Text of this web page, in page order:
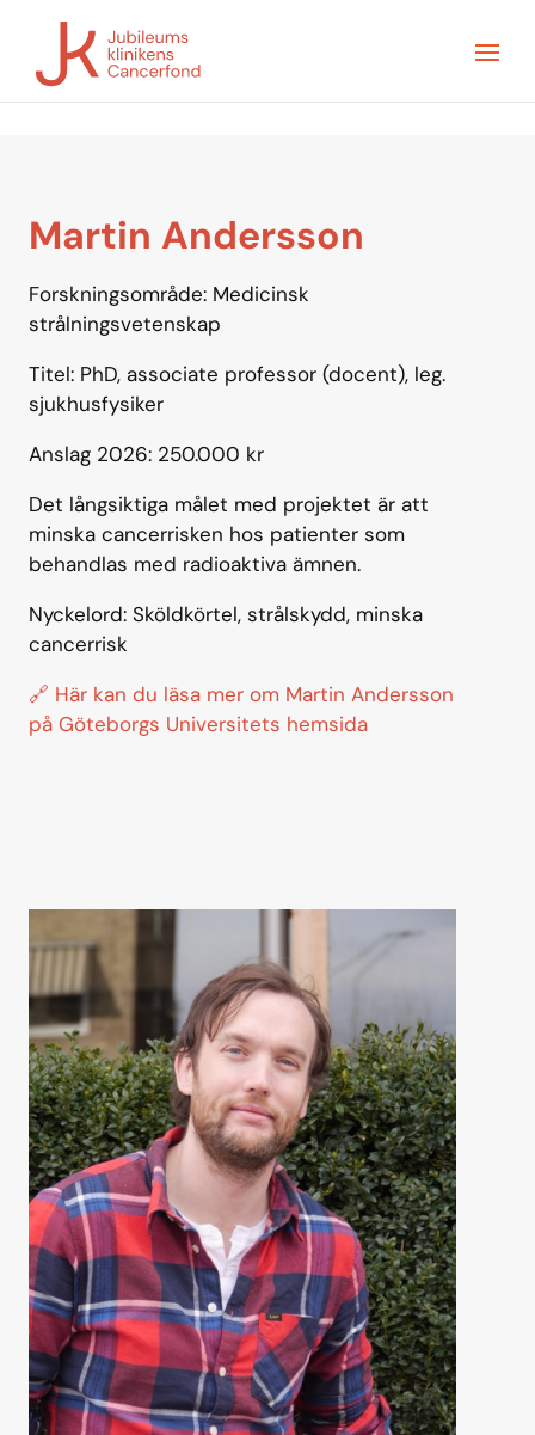
Martin Andersson
Forskningsområde: Medicinsk
strålningsvetenskap
Titel: PhD, associate professor (docent), leg.
sjukhusfysiker
Anslag 2026: 250.000 kr
Det långsiktiga målet med projektet är att
minska cancerrisken hos patienter som
behandlas med radioaktiva ämnen.
Nyckelord: Sköldkörtel, strålskydd, minska
cancerrisk
🔗 Här kan du läsa mer om Martin Andersson
på Göteborgs Universitets hemsida